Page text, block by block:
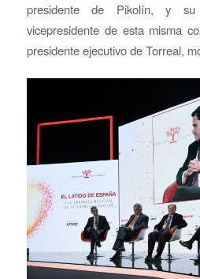
presidente de Pikolín, y
vicepresidente de esta misma
presidente ejecutivo de Torreal,